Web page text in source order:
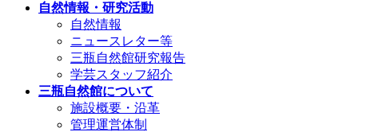
自然情報・研究活動
自然情報
ニュースレター等
三瓶自然館研究報告
学芸スタッフ紹介
三瓶自然館について
施設概要・沿革
管理運営体制